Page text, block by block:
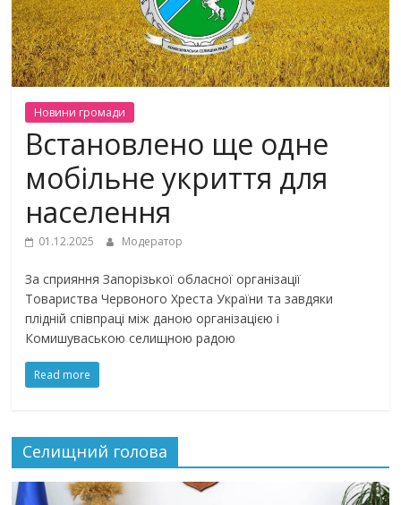
Новини громади
Встановлено ще одне
мобільне укриття для
населення
01.12.2025 Модератор
За сприяння Запорізької обласної організації
Товариства Червоного Хреста України та завдяки
плідній співпраці між даною організацією і
Комишуваською селищною радою
Read more
Селищний голова